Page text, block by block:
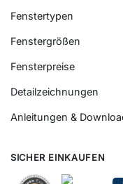
Fenstertypen
Fenstergrößen
Fensterpreise
Detailzeichnungen
Anleitungen &
SICHER EINKAUFEN